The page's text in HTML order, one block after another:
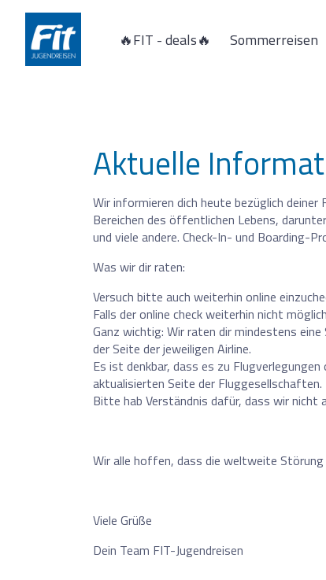
🔥FIT - deals🔥 Sommerreisen
Italien
Rimini
Aktuelle
Wir informieren dich heute bezüglich
Bereichen des öffentlichen Lebens,
und viele andere. Check-In- und Boarding-
Was wir dir raten:
Versuch bitte auch weiterhin online
Falls der online check weiterhin nicht
Ganz wichtig: Wir raten dir mindestens
der Seite der jeweiligen Airline.
Es ist denkbar, dass es zu
aktualisierten Seite der Fluggesellschaften.
Bitte hab Verständnis dafür, dass wir nicht
Wir alle hoffen, dass die weltweite Störung
Viele Grüße
Dein Team FIT-Jugendreisen